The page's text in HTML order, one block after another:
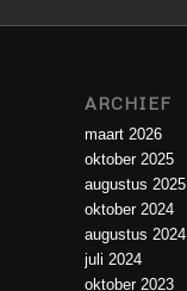
ARCHIEF
maart 2026
oktober 2025
augustus 2025
oktober 2024
augustus 2024
juli 2024
oktober 2023